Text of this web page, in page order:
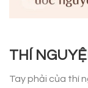
THÍ
Tay phải của thí